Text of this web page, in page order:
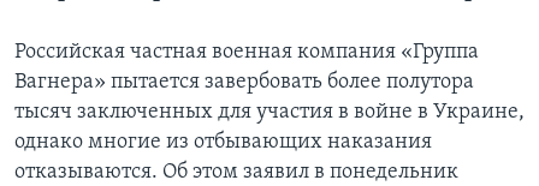
Российская частная военная компания «Группа
Вагнера» пытается завербовать более полутора
тысяч заключенных для участия в войне в Украине,
однако многие из отбывающих наказания
отказываются. Об этом заявил в понедельник